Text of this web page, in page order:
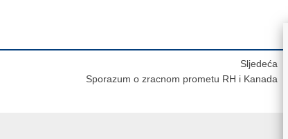
Sljedeća
Sporazum o zracnom prometu RH i Kanada